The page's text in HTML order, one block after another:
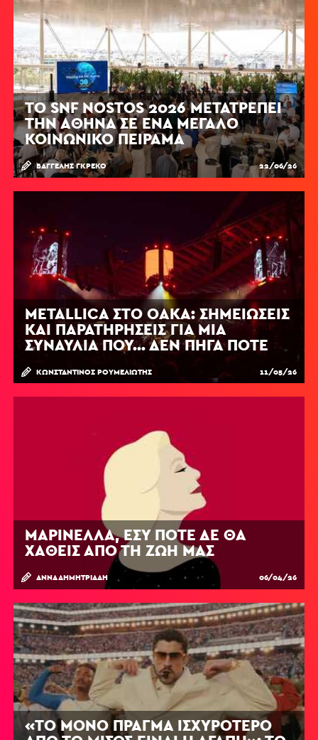
ΤΟ SNF NOSTOS 2026 ΜΕΤΑΤΡΈΠΕΙ
ΤΗΝ ΑΘΉΝΑ ΣΕ ΈΝΑ ΜΕΓΆΛΟ
ΚΟΙΝΩΝΙΚΌ ΠΕΊΡΑΜΑ
ΒΑΓΓΈΛΗΣ ΓΚΡΈΚΟ 22/06/26
METALLICA ΣΤΟ ΟΑΚΑ: ΣΗΜΕΙΏΣΕΙΣ
ΚΑΙ ΠΑΡΑΤΗΡΉΣΕΙΣ ΓΙΑ ΜΙΑ
ΣΥΝΑΥΛΊΑ ΠΟΥ... ΔΕΝ ΠΉΓΑ ΠΟΤΈ
ΚΩΝΣΤΑΝΤΊΝΟΣ ΡΟΥΜΕΛΙΏΤΗΣ 11/05/26
ΜΑΡΙΝΈΛΛΑ, ΕΣΎ ΠΟΤΈ ΔΕ ΘΑ
ΧΑΘΕΊΣ ΑΠΌ ΤΗ ΖΩΉ ΜΑΣ
ΆΝΝΑ ΔΗΜΗΤΡΙΆΔΗ 06/04/26
«ΤΟ ΜΌΝΟ ΠΡΆΓΜΑ ΙΣΧΥΡΌΤΕΡΟ